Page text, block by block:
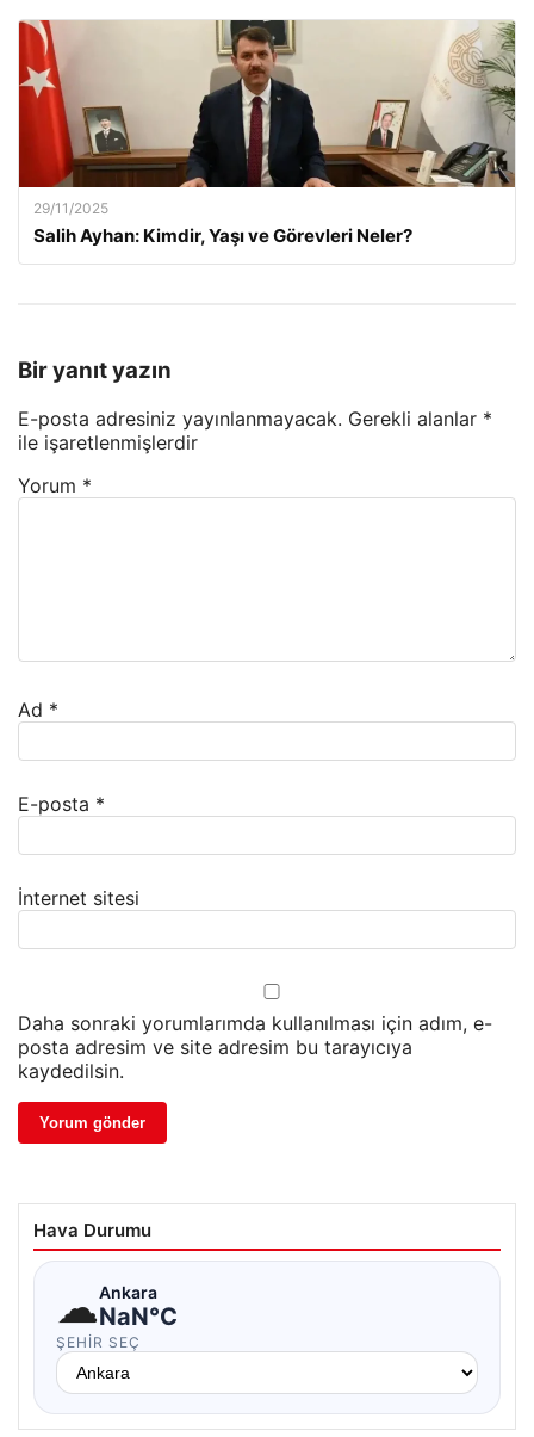
29/11/2025
Salih Ayhan: Kimdir, Yaşı ve Görevleri Neler?
Bir yanıt yazın
E-posta adresiniz yayınlanmayacak. Gerekli alanlar *
ile işaretlenmişlerdir
Yorum *
Ad *
E-posta *
İnternet sitesi
Daha sonraki yorumlarımda kullanılması için adım, e-
posta adresim ve site adresim bu tarayıcıya
kaydedilsin.
Hava Durumu
☁Ankara
NaN°C
ŞEHIR SEÇ